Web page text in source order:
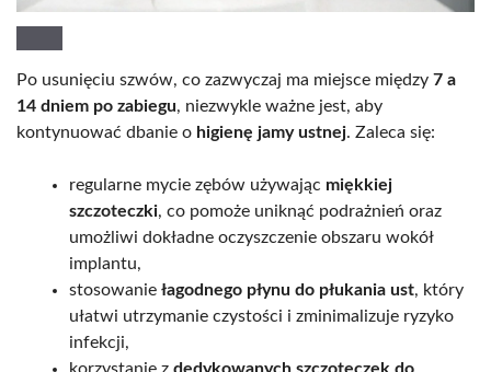
Po usunięciu szwów, co zazwyczaj ma miejsce między 7 a
14 dniem po zabiegu, niezwykle ważne jest, aby
kontynuować dbanie o higienę jamy ustnej. Zaleca się:
regularne mycie zębów używając miękkiej
szczoteczki, co pomoże uniknąć podrażnień oraz
umożliwi dokładne oczyszczenie obszaru wokół
implantu,
stosowanie łagodnego płynu do płukania ust, który
ułatwi utrzymanie czystości i zminimalizuje ryzyko
infekcji,